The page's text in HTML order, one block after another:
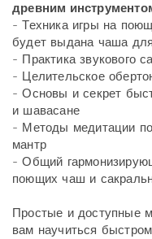
древним
- Техника игры на
будет выдана чаша
- Практика звукового
- Целительское
- Основы и секрет
и шавасане
- Методы медитации
мантр
- Общий
поющих чаш и
Простые и доступные
вам научиться